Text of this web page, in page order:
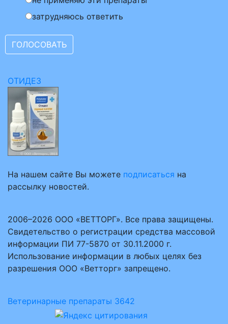
затрудняюсь ответить
ОТИДЕЗ
На нашем сайте Вы можете подписаться на
рассылку новостей.
2006–2026 ООО «ВЕТТОРГ». Все права защищены.
Свидетельство о регистрации средства массовой
информации ПИ 77-5870 от 30.11.2000 г.
Использование информации в любых целях без
разрешения ООО «Ветторг» запрещено.
Ветеринарные препараты 3642